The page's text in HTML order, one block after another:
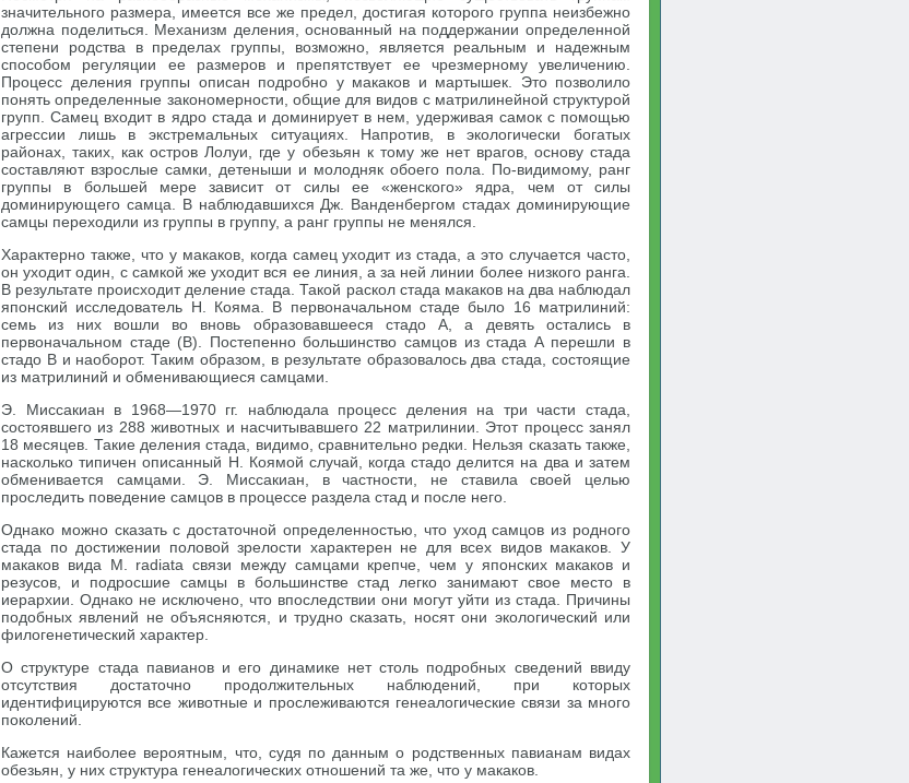
значительного размера, имеется все же предел, достигая которого группа неизбежно
должна поделиться. Механизм деления, основанный на поддержании определенной
степени родства в пределах группы, возможно, является реальным и надежным
способом регуляции ее размеров и препятствует ее чрезмерному увеличению.
Процесс деления группы описан подробно у макаков и мартышек. Это позволило
понять определенные закономерности, общие для видов с матрилинейной структурой
групп. Самец входит в ядро стада и доминирует в нем, удерживая самок с помощью
агрессии лишь в экстремальных ситуациях. Напротив, в экологически богатых
районах, таких, как остров Лолуи, где у обезьян к тому же нет врагов, основу стада
составляют взрослые самки, детеныши и молодняк обоего пола. По-видимому, ранг
группы в большей мере зависит от силы ее «женского» ядра, чем от силы
доминирующего самца. В наблюдавшихся Дж. Ванденбергом стадах доминирующие
самцы переходили из группы в группу, а ранг группы не менялся.
Характерно также, что у макаков, когда самец уходит из стада, а это случается часто,
он уходит один, с самкой же уходит вся ее линия, а за ней линии более низкого ранга.
В результате происходит деление стада. Такой раскол стада макаков на два наблюдал
японский исследователь Н. Кояма. В первоначальном стаде было 16 матрилиний:
семь из них вошли во вновь образовавшееся стадо А, а девять остались в
первоначальном стаде (В). Постепенно большинство самцов из стада А перешли в
стадо В и наоборот. Таким образом, в результате образовалось два стада, состоящие
из матрилиний и обменивающиеся самцами.
Э. Миссакиан в 1968—1970 гг. наблюдала процесс деления на три части стада,
состоявшего из 288 животных и насчитывавшего 22 матрилинии. Этот процесс занял
18 месяцев. Такие деления стада, видимо, сравнительно редки. Нельзя сказать также,
насколько типичен описанный Н. Коямой случай, когда стадо делится на два и затем
обменивается самцами. Э. Миссакиан, в частности, не ставила своей целью
проследить поведение самцов в процессе раздела стад и после него.
Однако можно сказать с достаточной определенностью, что уход самцов из родного
стада по достижении половой зрелости характерен не для всех видов макаков. У
макаков вида М. radiata связи между самцами крепче, чем у японских макаков и
резусов, и подросшие самцы в большинстве стад легко занимают свое место в
иерархии. Однако не исключено, что впоследствии они могут уйти из стада. Причины
подобных явлений не объясняются, и трудно сказать, носят они экологический или
филогенетический характер.
О структуре стада павианов и его динамике нет столь подробных сведений ввиду
отсутствия достаточно продолжительных наблюдений, при которых
идентифицируются все животные и прослеживаются генеалогические связи за много
поколений.
Кажется наиболее вероятным, что, судя по данным о родственных павианам видах
обезьян, у них структура генеалогических отношений та же, что у макаков.